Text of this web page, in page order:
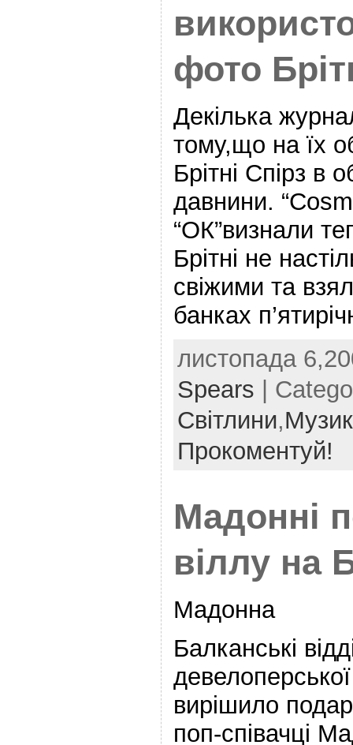
фото
Декілька
тому,що на їх
Брітні Спірз в
давнини.
“ОК”визнали
Брітні не
свіжими та
банках
листопада
Spears |
Світлини,
Прокоментуй!
Мадонні
віллу на
Мадонна
Балканські
вирішило
поп-співачці